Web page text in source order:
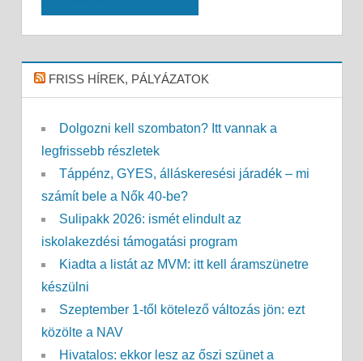
FRISS HÍREK, PÁLYÁZATOK
Dolgozni kell szombaton? Itt vannak a
legfrissebb részletek
Táppénz, GYES, álláskeresési járadék – mi
számít bele a Nők 40-be?
Sulipakk 2026: ismét elindult az
iskolakezdési támogatási program
Kiadta a listát az MVM: itt kell áramszünetre
készülni
Szeptember 1-től kötelező változás jön: ezt
közölte a NAV
Hivatalos: ekkor lesz az őszi szünet a